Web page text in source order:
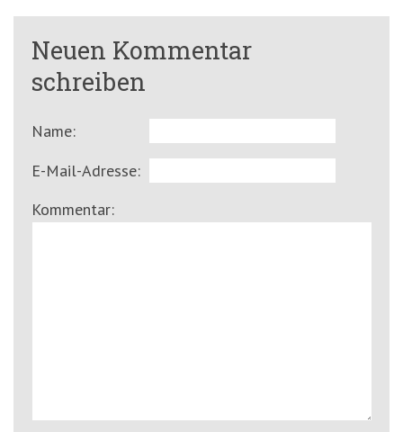
Neuen Kommentar
schreiben
Name:
E-Mail-Adresse:
Kommentar: